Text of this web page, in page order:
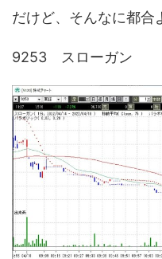
だけど、そんなに都合
9253 スローガン